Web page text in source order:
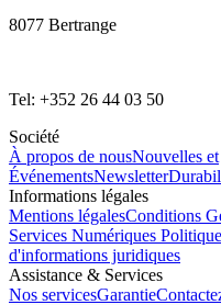
8077 Bertrange
Tel: +352 26 44 03 50
Société
À propos de nousNouvelles et
ÉvénementsNewsletter
Informations légales
Mentions légalesConditions
Services Numériques
d'informations juridiques
Assistance & Services
Nos servicesGarantie